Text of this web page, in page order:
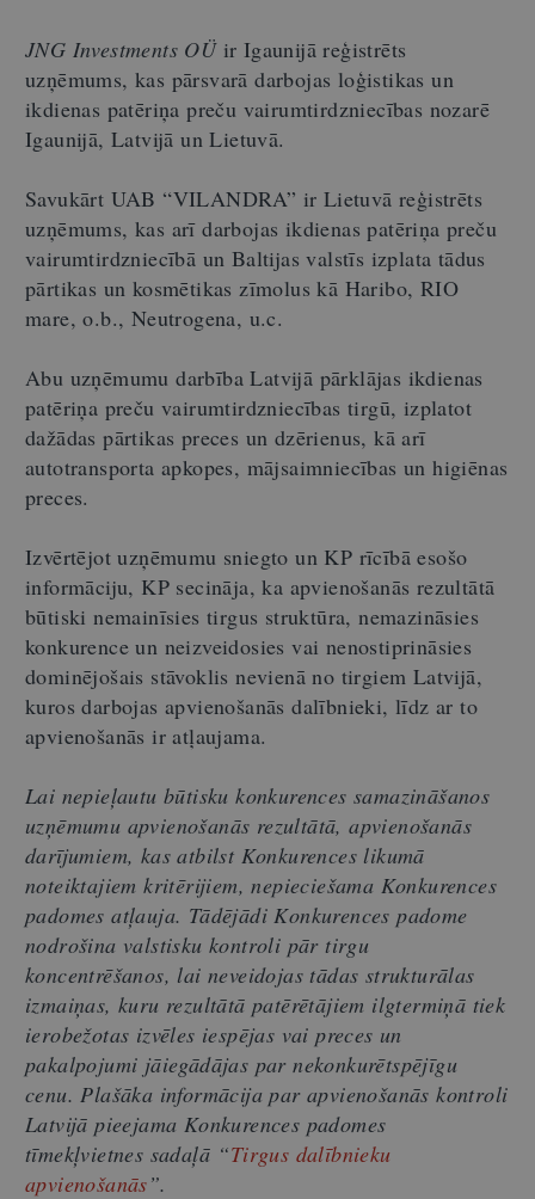
JNG Investments OÜir Igaunijā reģistrēts
uzņēmums, kas pārsvarā darbojas loģistikas un
ikdienas patēriņa preču vairumtirdzniecības nozarē
Igaunijā, Latvijā un Lietuvā.
Savukārt UAB “VILANDRA” ir Lietuvā reģistrēts
uzņēmums, kas arī darbojas ikdienas patēriņa preču
vairumtirdzniecībā un Baltijas valstīs izplata tādus
pārtikas un kosmētikas zīmolus kā Haribo, RIO
mare, o.b., Neutrogena, u.c.
Abu uzņēmumu darbība Latvijā pārklājas ikdienas
patēriņa preču vairumtirdzniecības tirgū, izplatot
dažādas pārtikas preces un dzērienus, kā arī
autotransporta apkopes, mājsaimniecības un higiēnas
preces.
Izvērtējot uzņēmumu sniegto un KP rīcībā esošo
informāciju, KP secināja, ka apvienošanās rezultātā
būtiski nemainīsies tirgus struktūra, nemazināsies
konkurence un neizveidosies vai nenostiprināsies
dominējošais stāvoklis nevienā no tirgiem Latvijā,
kuros darbojas apvienošanās dalībnieki, līdz ar to
apvienošanās ir atļaujama.
Lai nepieļautu būtisku konkurences samazināšanos
uzņēmumu apvienošanās rezultātā, apvienošanās
darījumiem, kas atbilst Konkurences likumā
noteiktajiem kritērijiem, nepieciešama Konkurences
padomes atļauja. Tādējādi Konkurences padome
nodrošina valstisku kontroli pār tirgu
koncentrēšanos, lai neveidojas tādas strukturālas
izmaiņas, kuru rezultātā patērētājiem ilgtermiņā tiek
ierobežotas izvēles iespējas vai preces un
pakalpojumi jāiegādājas par nekonkurētspējīgu
cenu. Plašāka informācija par apvienošanās kontroli
Latvijā pieejama Konkurences padomes
tīmekļvietnes sadaļā “Tirgus dalībnieku
apvienošanās”.